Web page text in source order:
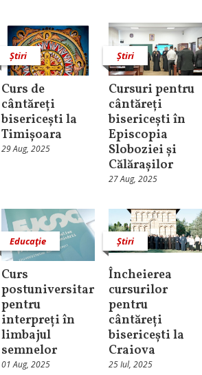
Știri
Curs de
cântăreți
bisericești la
Timișoara
29 Aug, 2025
Știri
Cursuri pentru
cântăreți
bisericești în
Episcopia
Sloboziei și
Călărașilor
27 Aug, 2025
Educaţie
Curs
postuniversitar
pentru
interpreți în
limbajul
semnelor
01 Aug, 2025
Știri
Încheierea
cursurilor
pentru
cântăreți
bisericești la
Craiova
25 Iul, 2025